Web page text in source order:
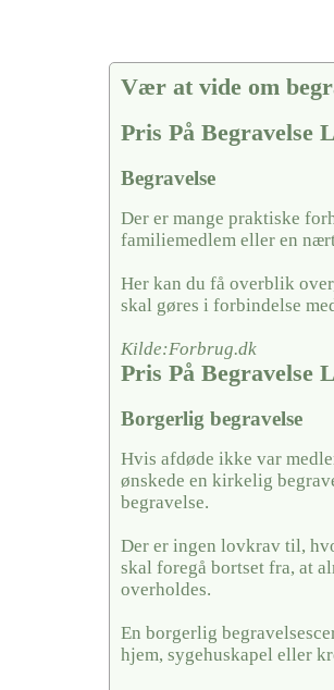
Vær at vide om
Pris På Begravelse
Begravelse
Der er mange praktiske
familiemedlem eller en
Her kan du få overblik
skal gøres i forbindelse
Kilde:Forbrug.dk
Pris På Begravelse
Borgerlig begravelse
Hvis afdøde ikke var
ønskede en kirkelig
begravelse.
Der er ingen lovkrav til,
skal foregå bortset fra, at
overholdes.
En borgerlig
hjem, sygehuskapel eller